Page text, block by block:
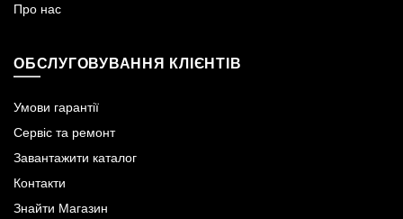
Про нас
ОБСЛУГОВУВАННЯ КЛІЄНТІВ
Умови гарантії
Сервіс та ремонт
Завантажити каталог
Контакти
Знайти Магазин